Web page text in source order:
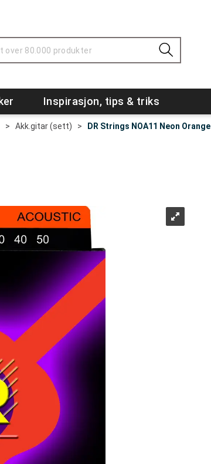
Inspirasjon, tips & triks
> Akk.gitar (sett) > DR Strings NOA11 Neon Orange